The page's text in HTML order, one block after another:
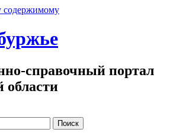
содержимому
справочный портал
области